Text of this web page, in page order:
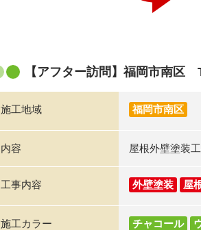
【アフター訪問】福岡市南
施工地域 福岡市南区
内容 屋根外壁塗装
工事内容 外壁塗装 屋
施工カラー チャコール